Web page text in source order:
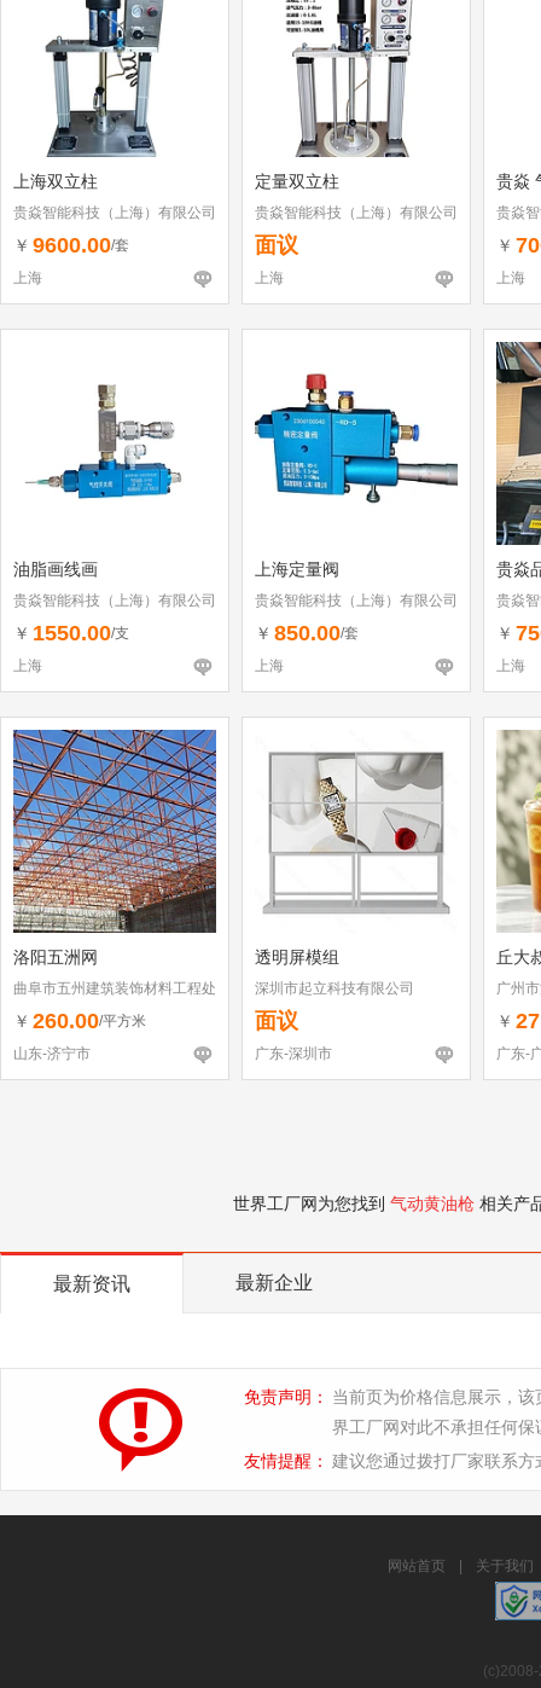
上海双立柱
贵焱智能科技（上海）有限公司
￥ 9600.00/套
上海
定量双立柱
贵焱智能科技（上海）有限公司
面议
上海
贵焱
贵焱
￥
上海
油脂画线画
贵焱智能科技（上海）有限公司
￥ 1550.00/支
上海
上海定量阀
贵焱智能科技（上海）有限公司
￥ 850.00/套
上海
贵焱
贵焱
￥
上海
洛阳五洲网
曲阜市五州建筑装饰材料工程处
￥ 260.00/平方米
山东-济宁市
透明屏模组
深圳市起立科技有限公司
面议
广东-深圳市
丘大
广州
￥
广东-
世界工厂网为您找到 气动黄油枪 相关产
最新资讯 最新企业
免责声明：
当前页为价格信息展示，
界工厂网对此不承担任何保
友情提醒： 建议您通过拨打厂家联系
网站首页 关于我们